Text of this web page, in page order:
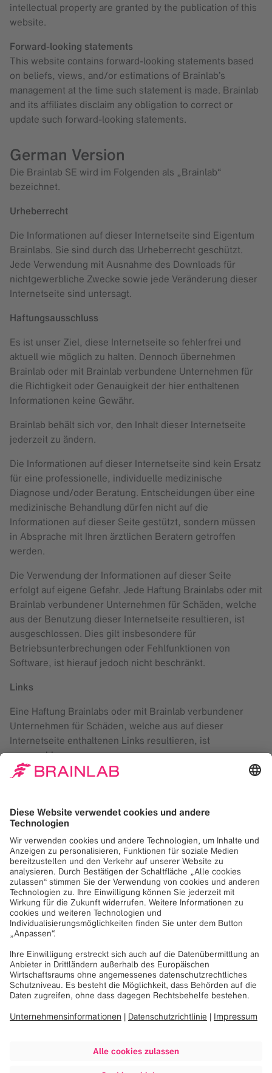
intellectual property are granted by the publication of this
website.
Forward-looking statements
This website contains forward-looking statements based
on beliefs, views, and/or estimations of Brainlab’s
management at the time such statement is made. Brainlab
and its affiliates disclaim any obligation to correct or
update such forward-looking statements.
German Version
Die Brainlab SE wird im Folgenden als „Brainlab“
bezeichnet.
Urheberrecht
Die Informationen auf dieser Internetseite sind Eigentum
Brainlabs. Sie sind durch das Urheberrecht geschützt.
Jede Verwendung mit Ausnahme des Downloads für
nichtgewerbliche Zwecke sowie jede Veränderung dieser
Internetseite sind untersagt.
Haftungsausschluss
Es ist unser Ziel, diese Internetseite so fehlerfrei und
aktuell wie möglich zu halten. Dennoch übernehmen
Brainlab oder mit Brainlab verbundene Unternehmen für
die Richtigkeit oder Genauigkeit der hier enthaltenen
Informationen keine Gewähr.
Brainlab behält sich vor, den Inhalt dieser Internetseite
jederzeit zu ändern.
Die Informationen auf dieser Internetseite sind kein Ersatz
für eine professionelle, individuelle medizinische
Diagnose und/oder Beratung. Entscheidungen über eine
medizinische Behandlung dürfen nicht auf die
Informationen auf dieser Seite gestützt, sondern müssen
in Absprache mit Ihren ärztlichen Beratern getroffen
werden.
Die Verwendung der Informationen auf dieser Seite
erfolgt auf eigene Gefahr. Jede Haftung Brainlabs oder mit
Brainlab verbundener Unternehmen für Schäden, welche
aus der Benutzung dieser Internetseite resultieren, ist
ausgeschlossen. Dies gilt insbesondere für
Betriebsunterbrechungen oder Fehlfunktionen von
Software, ist hierauf jedoch nicht beschränkt.
Links
Eine Haftung Brainlabs oder mit Brainlab verbundener
Unternehmen für Schäden, welche aus auf dieser
Internetseite enthaltenen Links resultieren, ist
ausgeschlossen.
Marken
kennzeichnet eine in Deutschland und/oder den USA für
Brainlab angemeldete Marke, ® kennzeichnet eine in
Deutschland und/oder den USA für Brainlab eingetragene
Marke.
Keine Lizenzen
Die Veröffentlichungen auf dieser Internetseite gewähren
keine Lizenzen oder andere Rechte am geistigen
Eigentum Brainlabs oder der mit Brainlab verbundenen
Unternehmen.
Zukunftsorientierte Äußerungen
Diese Internetseite enthält zukunftsorientierte
den Einschätzungen der Unternehmensführung zum
Brainlab verbundenen Unternehmen schließen jede